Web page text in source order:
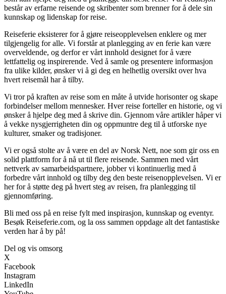
består av erfarne reisende og skribenter som brenner for å dele sin
kunnskap og lidenskap for reise.
Reiseferie eksisterer for å gjøre reiseopplevelsen enklere og mer
tilgjengelig for alle. Vi forstår at planlegging av en ferie kan være
overveldende, og derfor er vårt innhold designet for å være
lettfattelig og inspirerende. Ved å samle og presentere informasjon
fra ulike kilder, ønsker vi å gi deg en helhetlig oversikt over hva
hvert reisemål har å tilby.
Vi tror på kraften av reise som en måte å utvide horisonter og skape
forbindelser mellom mennesker. Hver reise forteller en historie, og vi
ønsker å hjelpe deg med å skrive din. Gjennom våre artikler håper vi
å vekke nysgjerrigheten din og oppmuntre deg til å utforske nye
kulturer, smaker og tradisjoner.
Vi er også stolte av å være en del av Norsk Nett, noe som gir oss en
solid plattform for å nå ut til flere reisende. Sammen med vårt
nettverk av samarbeidspartnere, jobber vi kontinuerlig med å
forbedre vårt innhold og tilby deg den beste reisenopplevelsen. Vi er
her for å støtte deg på hvert steg av reisen, fra planlegging til
gjennomføring.
Bli med oss på en reise fylt med inspirasjon, kunnskap og eventyr.
Besøk Reiseferie.com, og la oss sammen oppdage alt det fantastiske
verden har å by på!
Del og vis omsorg
X
Facebook
Instagram
LinkedIn